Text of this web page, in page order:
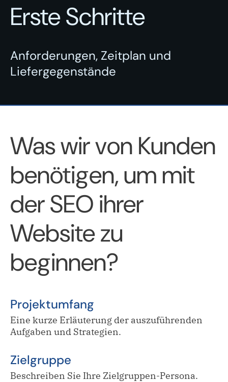
Erste Schritte
Anforderungen, Zeitplan und
Liefergegenstände
Was wir von Kunden
benötigen, um mit
der SEO ihrer
Website zu
beginnen?
Projektumfang
Eine kurze Erläuterung der auszuführenden
Aufgaben und Strategien.
Zielgruppe
Beschreiben Sie Ihre Zielgruppen-Persona.